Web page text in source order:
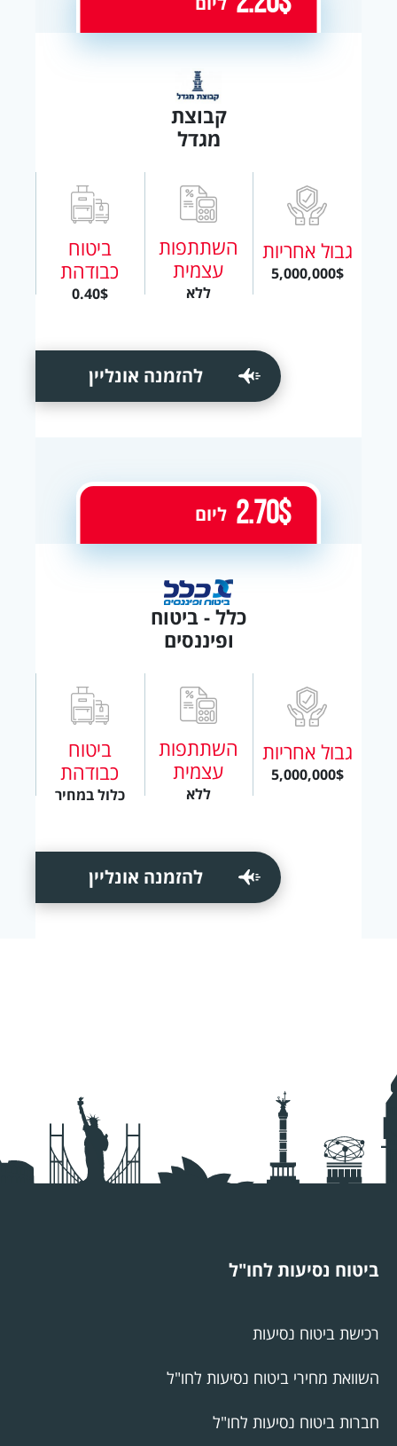
קבוצת
מגדל
גבול אחריות
5,000,000$
השתתפות
עצמית
ללא
ביטוח
כבודהת
0.40$
להזמנה אונליין
כלל - ביטוח
ופיננסים
גבול אחריות
5,000,000$
השתתפות
עצמית
ללא
ביטוח
כבודהת
כלול במחיר
2.70$ ליום
להזמנה אונליין
ביטוח נסיעות לחו"ל
רכישת ביטוח נסיעות
השוואת מחירי ביטוח נסיעות לחו"ל
חברות ביטוח נסיעות לחו"ל